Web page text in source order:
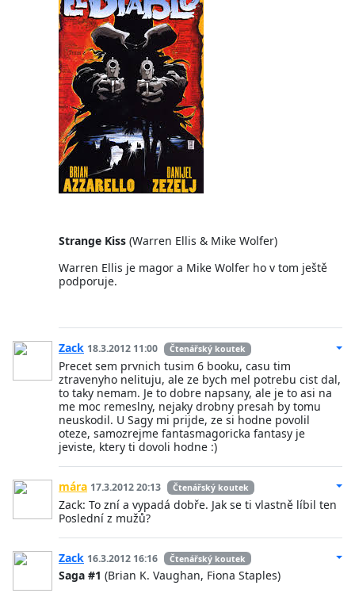
Strange Kiss (Warren Ellis & Mike Wolfer)
Warren Ellis je magor a Mike Wolfer ho v tom ještě
podporuje.
Zack 18.3.2012 11:00 Čtenářský koutek
Precet sem prvnich tusim 6 booku, casu tim
ztravenyho nelituju, ale ze bych mel potrebu cist dal,
to taky nemam. Je to dobre napsany, ale je to asi na
me moc remeslny, nejaky drobny presah by tomu
neuskodil. U Sagy mi prijde, ze si hodne povolil
oteze, samozrejme fantasmagoricka fantasy je
jeviste, ktery ti dovoli hodne :)
mára 17.3.2012 20:13 Čtenářský koutek
Zack: To zní a vypadá dobře. Jak se ti vlastně líbil ten
Poslední z mužů?
Zack 16.3.2012 16:16 Čtenářský koutek
Saga #1 (Brian K. Vaughan, Fiona Staples)